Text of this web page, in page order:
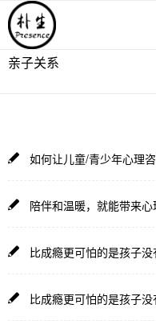
亲子关系
如何让儿童/青少年心理咨
陪伴和温暖，就能带来心
比成瘾更可怕的是孩子
比成瘾更可怕的是孩子